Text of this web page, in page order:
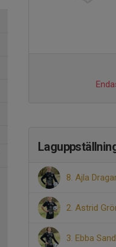
8. Ajla
2. Astrid
3. Ebba